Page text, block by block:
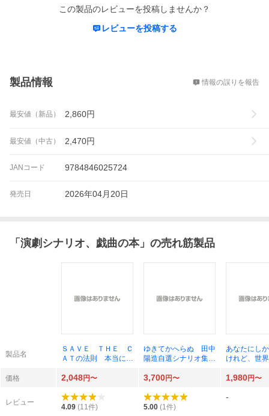
この製品のレビューを投稿しませんか？
レビューを投稿する
製品情報 情報の誤りを報告
最安値（新品） 2,860円
最安値（中古） 2,470円
JANコード 9784846025724
発売日 2026年04月20日
「 演劇シナリオ、戯曲の本」の売れ筋製品
製品名
ＳＡＶＥ ＴＨＥ Ｃ
ＡＴの法則 本当に売
ク・スナイダー／著
ゆきてかへらぬ 田中
陽造自選シナリオ集
あなたにし
けれど、世
長久允／著
価格 2,048円〜 3,700円〜 1,980円〜
レビュー
4.09 (11件) 5.00 (1件)
-